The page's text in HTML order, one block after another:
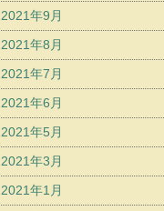
2021年9月
2021年8月
2021年7月
2021年6月
2021年5月
2021年3月
2021年1月